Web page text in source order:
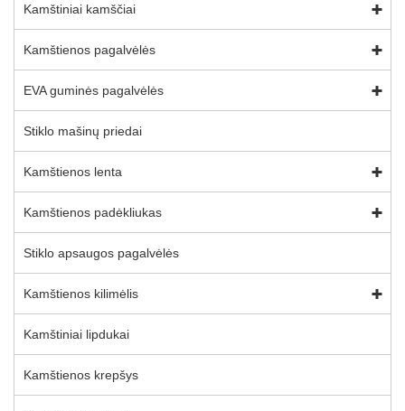
Kamštiniai kamščiai
Kamštienos pagalvėlės
EVA guminės pagalvėlės
Stiklo mašinų priedai
Kamštienos lenta
Kamštienos padėkliukas
Stiklo apsaugos pagalvėlės
Kamštienos kilimėlis
Kamštiniai lipdukai
Kamštienos krepšys